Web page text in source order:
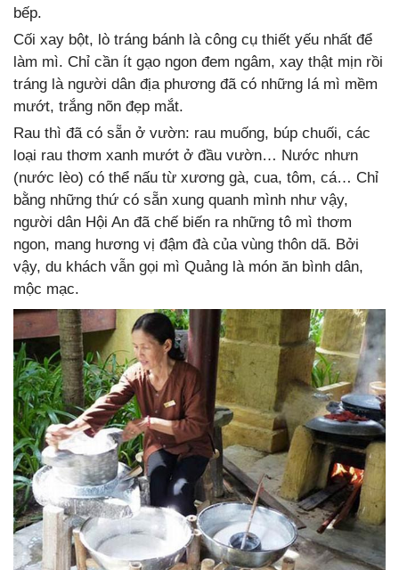
bếp.
Cối xay bột, lò tráng bánh là công cụ thiết yếu nhất để
làm mì. Chỉ cần ít gạo ngon đem ngâm, xay thật mịn rồi
tráng là người dân địa phương đã có những lá mì mềm
mướt, trắng nõn đẹp mắt.
Rau thì đã có sẵn ở vườn: rau muống, búp chuối, các
loại rau thơm xanh mướt ở đầu vườn… Nước nhưn
(nước lèo) có thể nấu từ xương gà, cua, tôm, cá… Chỉ
bằng những thứ có sẵn xung quanh mình như vậy,
người dân Hội An đã chế biến ra những tô mì thơm
ngon, mang hương vị đậm đà của vùng thôn dã. Bởi
vậy, du khách vẫn gọi mì Quảng là món ăn bình dân,
mộc mạc.